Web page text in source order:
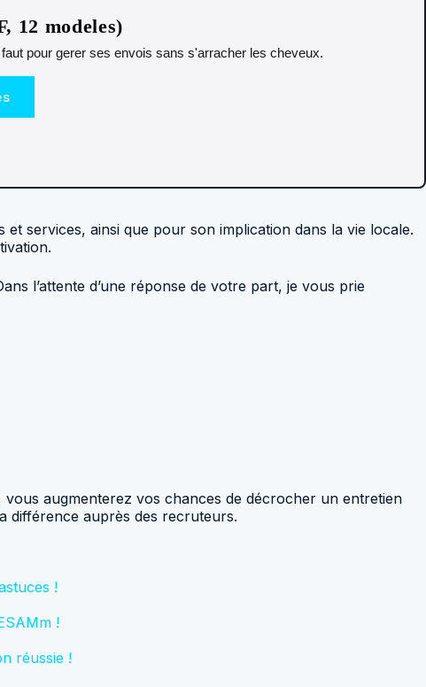
12 modeles)
pour gerer ses envois sans s'arracher les cheveux.
services, ainsi que pour son implication dans la vie locale.
l’attente d’une réponse de votre part, je vous prie
augmenterez vos chances de décrocher un entretien
différence auprès des recruteurs.
!
!
réussie !